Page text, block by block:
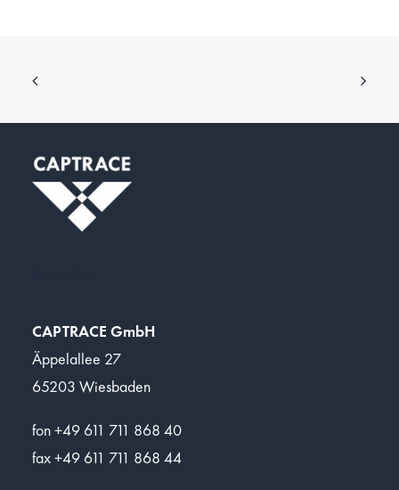
CAPTRACE GmbH
Äppelallee 27
65203 Wiesbaden
fon +49 611 711 868 40
fax +49 611 711 868 44